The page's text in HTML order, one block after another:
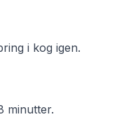
i kog igen.
minutter.